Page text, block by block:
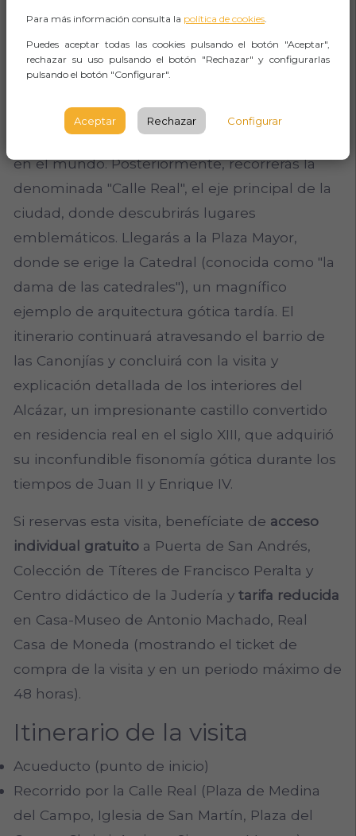
Resumen de tu visita
Tu experiencia guiada por Segovia comenzará
data de hace 2000 años y que posiblemente
sea el acueducto romano mejor conservado
en el mundo. Posteriormente, recorrerás la
denominada "Calle Real", el eje principal de la
ciudad, donde descubrirás lugares
emblemáticos. Llegarás a la Plaza Mayor,
donde se erige la Catedral (conocida como "la
dama de las catedrales"), un magnífico
ejemplo de arquitectura gótica tardía. El
itinerario continuará atravesando el barrio de
las Canonjías y concluirá con la visita y
explicación detallada de los interiores del
Alcázar, un impresionante castillo convertido
en residencia real en el siglo XIII, que adquirió
su inconfundible fisonomía gótica durante los
tiempos de Juan II y Enrique IV.
Si reservas esta visita, benefíciate de acceso
individual gratuito a Puerta de San Andrés,
Colección de Títeres de Francisco Peralta y
Centro didáctico de la Judería ytarifa reducida
en Casa-Museo de Antonio Machado, Real
Casa de Moneda (mostrando el ticket de
compra de la visita y en un periodo máximo de
48 horas).
Itinerario de la visita
Acueducto (punto de inicio)
Recorrido por la Calle Real (Plaza de Medina
del Campo, Iglesia de San Martín, Plaza del
Para más información consulta la política de cookies
Puedes aceptar todas las cookies pulsando el botón "Aceptar",
rechazar su uso pulsando el botón "Rechazar" y configurarlas
pulsando el botón "Configurar".
Aceptar Rechazar Configurar